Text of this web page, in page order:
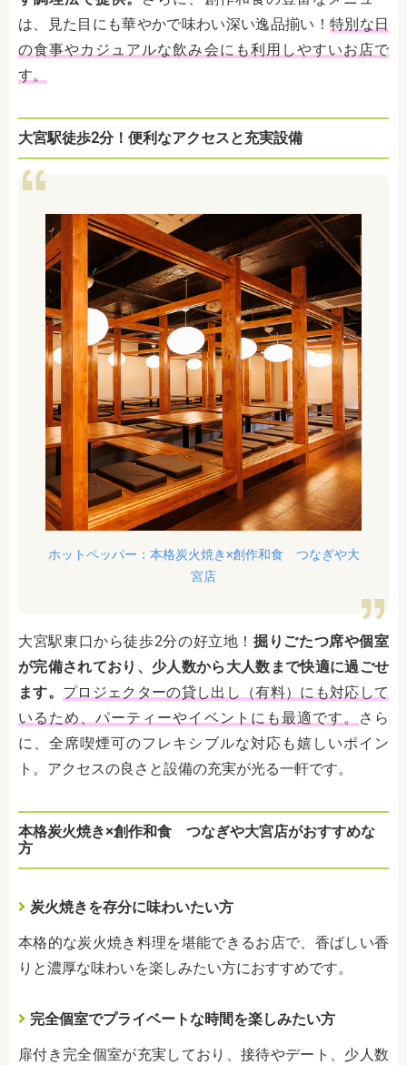
は、見た目にも華やかで味わい深い逸品揃い！ 特別な日
の食事やカジュアルな飲み会にも利用しやすいお店で
す。
大宮駅徒歩2分！便利なアクセスと充実設備
ホットペッパー：本格炭火焼き×創作和食 つなぎや大
宮店
大宮駅東口から徒歩2分の好立地！ 掘りごたつ席や個室
が完備されており、少人数から大人数まで快適に過ごせ
ます。 プロジェクターの貸し出し（有料）にも対応して
いるため、パーティーやイベントにも最適です。
さら
に、全席喫煙可のフレキシブルな対応も嬉しいポイン
ト。アクセスの良さと設備の充実が光る一軒です。
本格炭火焼き×創作和食 つなぎや大宮店がおすすめな
方
炭火焼きを存分に味わいたい方
本格的な炭火焼き料理を堪能できるお店で、香ばしい香
りと濃厚な味わいを楽しみたい方におすすめです。
完全個室でプライベートな時間を楽しみたい方
扉付き完全個室が充実しており、接待やデート、少人数